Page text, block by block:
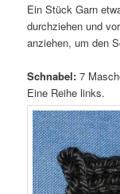
Ein Stück Garn
durchziehen und
anziehen, um den
Schnabel: 7
Eine Reihe links.